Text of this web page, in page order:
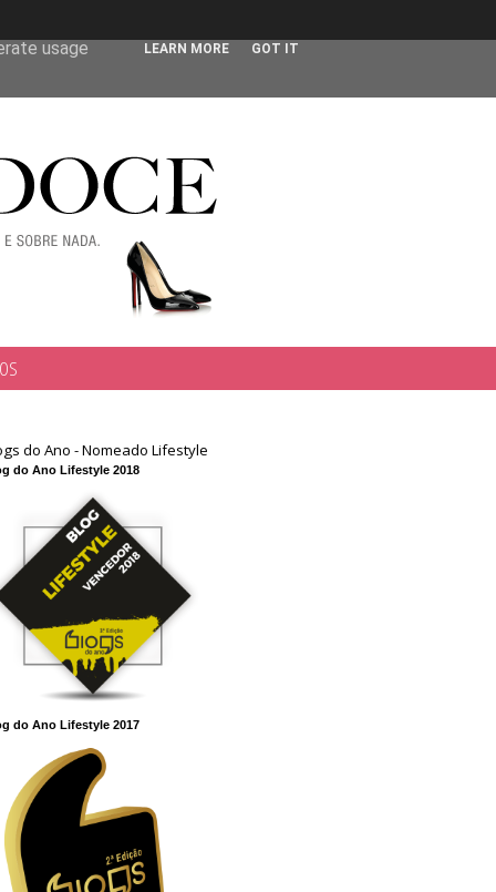
do Ano - Nomeado Lifestyle
do Ano Lifestyle 2018
do Ano Lifestyle 2017
usage
LEARN MORE GOT IT